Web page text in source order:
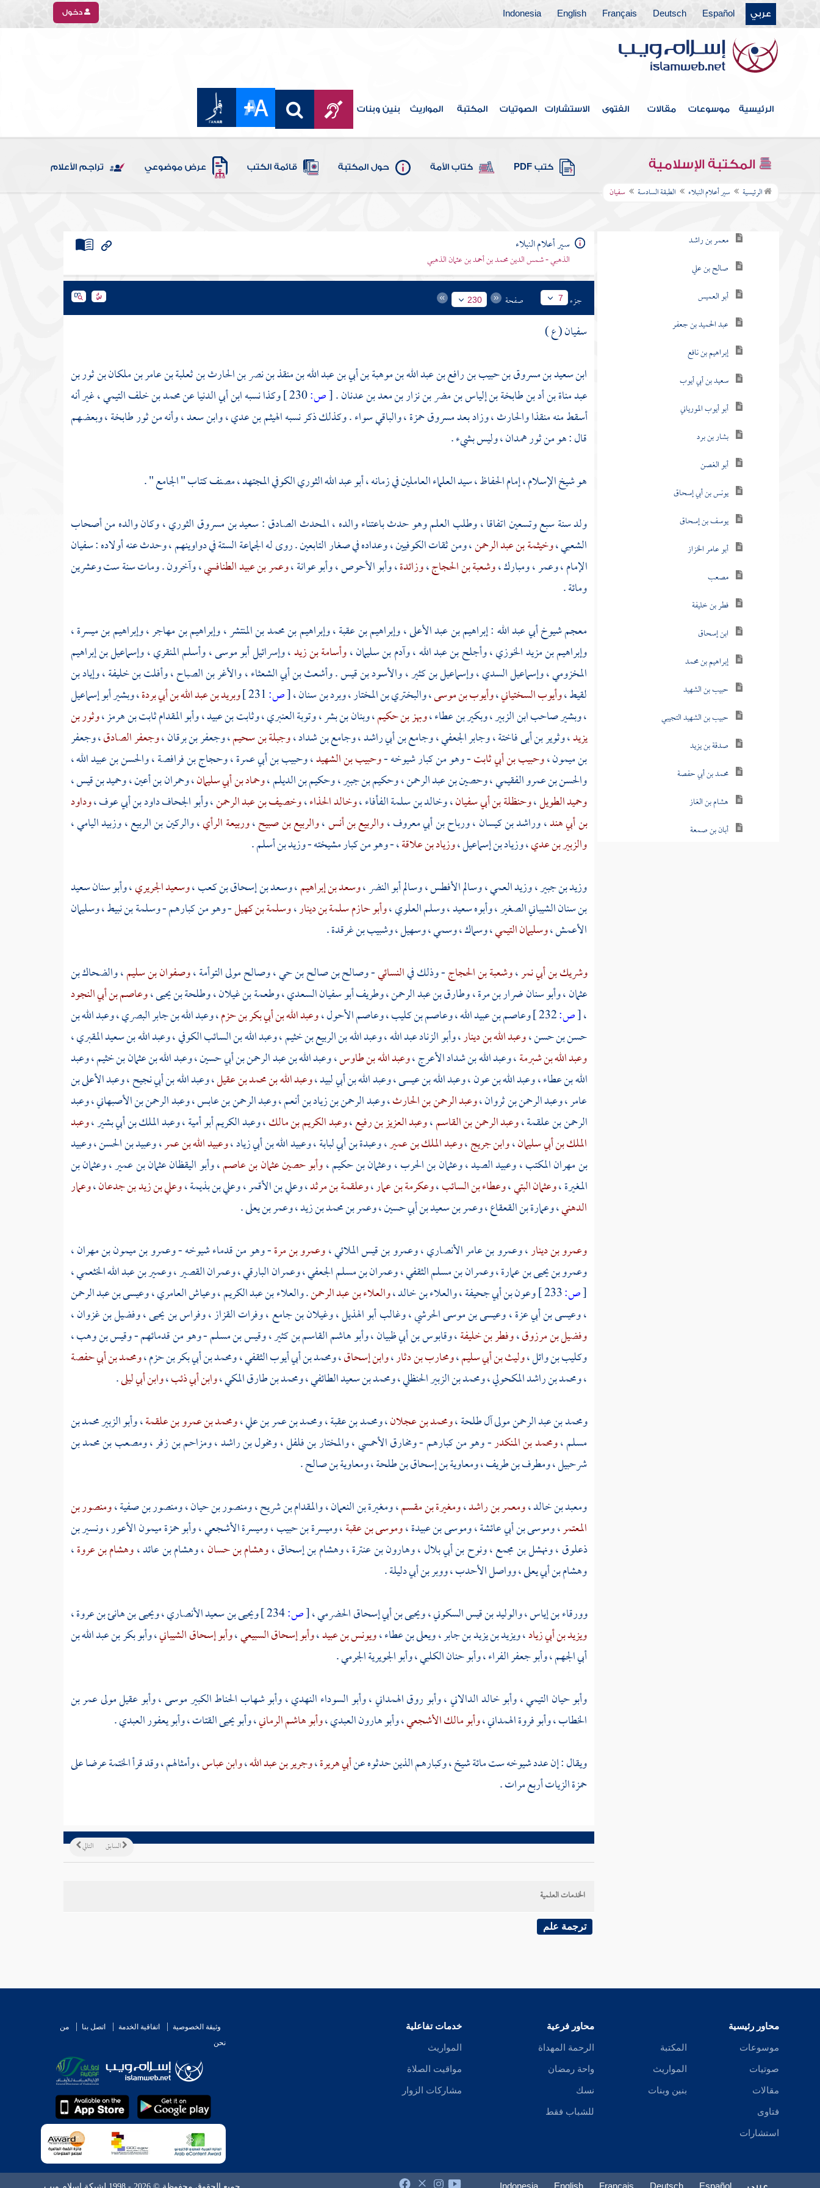
عربي Español
Deutsch
Français
English
Indonesia دخول
الرئيسية موسوعات مقالات الفتوى الاستشارات الصوتيات المكتبة المواريث بنين وبنات
المكتبة الإسلامية كتب PDF كتاب الأمة حول المكتبة قائمة الكتب عرض موضوعي تراجم الأعلام
الرئيسية سير أعلام النبلاء الطبقة السادسة سفيان
وممن أدرك زمان النبوة
بقية الطبقة الأولى من كبراء التابعين
الطبقة الثانية
الطبقة الثالثة
الطبقة الرابعة
الطبقة الخامسة
الطبقة السادسة
معمر بن راشد
صالح بن علي
أبو العميس
عبد الحميد بن جعفر
إبراهيم بن نافع
سعيد بن أبي أيوب
أبو أيوب المورياني
بشار بن برد
أبو الغصن
يونس بن أبي إسحاق
يوسف بن إسحاق
أبو عامر الخزاز
مصعب
فطر بن خليفة
ابن إسحاق
إبراهيم بن محمد
حبيب بن الشهيد
حبيب بن الشهيد التجيبي
صدقة بن يزيد
محمد بن أبي حفصة
هشام بن الغاز
أبان بن صمعة
حرب بن ميمون
حرب بن ميمون
خالد بن أبي عثمان
سير أعلام النبلاء
الذهبي - شمس الدين محمد بن أحمد بن عثمان الذهبي
جزء 7 صفحة 230
سفيان ( ع )
ابن سعيد بن مسروق بن حبيب بن رافع بن عبد الله بن موهبة بن أبي بن عبد الله بن منقذ بن نصر بن الحارث بن ثعلبة بن عامر بن ملكان بن ثور بن
عبد مناة بن أد بن طابخة بن إلياس بن مضر بن نزار بن معد بن عدنان .[ص: وكذا نسبهابن أبي الدنياعنمحمد بن خلف التيمي، غير أنه
أسقط منهمنقذاوالحارث، وزاد بعدمسروقحمزة، والباقي سواء . وكذلك ذكر نسبهالهيثم بن عدي،وابن سعد، وأنه منثور طابخة، وبعضهم
قال : هو منثور همدان، وليس بشيء .
هو شيخ الإسلام ، إمام الحفاظ ، سيد العلماء العاملين في زمانه ،أبو عبد الله الثوريالكوفي المجتهد ، مصنف كتاب " الجامع " .
ولد سنة سبع وتسعين اتفاقا ، وطلب العلم وهو حدث باعتناء والده ، المحدث الصادق :سعيد بن مسروق الثوري، وكان والده من أصحاب
الشعبي،وخيثمة بن عبد الرحمن، ومن ثقات الكوفيين ، وعداده في صغار التابعين . روى له الجماعة الستة في دواوينهم ، وحدث عنه أولاده :سفيان
الإمام،وعمر،ومبارك،وشعبة بن الحجاج،وزائدة،وأبو الأحوص،وأبو عوانة،وعمر بن عبيد الطنافسي، وآخرون . ومات سنة ست وعشرين
ومائة .
معجم شيوخأبي عبد الله:إبراهيم بن عبد الأعلى،وإبراهيم بن عقبة،وإبراهيم بن محمد بن المنتشر،وإبراهيم بن مهاجر،وإبراهيم بن ميسرة،
وإبراهيم بن مزيد الخوزي،وأجلح بن عبد الله،وآدم بن سليمان،وأسامة بن زيد،وإسرائيل أبو موسى،وأسلم المنقري،وإسماعيل بن إبراهيم
المخزومي،وإسماعيل السدي،وإسماعيل بن كثير،والأسود بن قيس.وأشعث بن أبي الشعثاء،والأغر بن الصباح،وأفلت بن خليفة،وإياد بن
لقيط،وأيوب السختياني،وأيوب بن موسى،والبختري بن المختار،وبرد بن سنان،[ص: وبريد بن عبد الله بن أبي بردة،وبشير أبو إسماعيل
،وبشير صاحب ابن الزبير،وبكير بن عطاء،وبهز بن حكيم،وبنان بن بشر،وتوبة العنبري،وثابت بن عبيد،وأبو المقدام ثابت بن هرمز،وثور بن
يزيد،وثوير بن أبى فاختة،وجابر الجعفي،وجامع بن أبي راشد،وجامع بن شداد،وجبلة بن سحيم،وجعفر بن برقان،وجعفر الصادق،وجعفر
بن ميمون،وحبيب بن أبي ثابت- وهو من كبار شيوخه -وحبيب بن الشهيد،وحبيب بن أبي عمرة،وحجاج بن فرافصة،والحسن بن عبيد الله،
والحسن بن عمرو الفقيمي،وحصين بن عبد الرحمن،وحكيم بن جبير،وحكيم بن الديلم،وحماد بن أبي سليمان،وحمران بن أعين،وحميد بن قيس،
وحميد الطويل،وحنظلة بن أبي سفيان،وخالد بن سلمة الفأفاء،وخالد الحذاء،وخصيف بن عبد الرحمن،وأبو الجحاف داود بن أبي عوف،وداود
بن أبي هند،وراشد بن كيسان،ورباح بن أبي معروف،والربيع بن أنس،والربيع بن صبيح،وربيعة الرأي،والركين بن الربيع،وزبيد اليامي،
والزبير بن عدي،وزياد بن إسماعيل،وزياد بن علاقة، - وهو من كبار مشيخته -وزيد بن أسلم.
وزيد بن جبير،وزيد العمي،وسالم الأفطس،وسالم أبو النضر،وسعد بن إبراهيم،وسعد بن إسحاق بن كعب،وسعيد الجريري،وأبو سنان سعيد
بن سنان الشيباني الصغير، وأبوهسعيد،وسلم العلوي،وأبو حازم سلمة بن دينار،وسلمة بن كهيل- وهو من كبارهم -وسلمة بن نبيط،وسليمان
الأعمش،وسليمان التيمي،وسماك،وسمي،وسهيل،وشبيب بن غرقدة.
وشريك بن أبي نمر،وشعبة بن الحجاج- وذلك فيالنسائي-وصالح بن صالح بن حي،وصالح مولى التوأمة،وصفوان بن سليم،والضحاك بن
عثمان،وأبو سنان ضرار بن مرة،وطارق بن عبد الرحمن،وطريف أبو سفيان السعدي،وطعمة بن غيلان،وطلحة بن يحيى،وعاصم بن أبي النجود
،[ص: وعاصم بن عبيد الله،وعاصم بن كليب،وعاصم الأحول،وعبد الله بن أبي بكر بن حزم،وعبد الله بن جابر البصري،وعبد الله بن
حسن بن حسن،وعبد الله بن دينار،وأبو الزناد عبد الله،وعبد الله بن الربيع بن خثيم،وعبد الله بن السائب الكوفي،وعبد الله بن سعيد المقبري،
وعبد الله بن شبرمة،وعبد الله بن شداد الأعرج،وعبد الله بن طاوس،وعبد الله بن عبد الرحمن بن أبي حسين،وعبد الله بن عثمان بن خثيم،وعبد
الله بن عطاء،وعبد الله بن عون،وعبد الله بن عيسى،وعبد الله بن أبي لبيد،وعبد الله بن محمد بن عقيل،وعبد الله بن أبي نجيح،وعبد الأعلى بن
عامر،وعبد الرحمن بن ثروان،وعبد الرحمن بن الحارث،وعبد الرحمن بن زياد بن أنعم،وعبد الرحمن بن عابس،وعبد الرحمن بن الأصبهاني،وعبد
الرحمن بن علقمة،وعبد الرحمن بن القاسم،وعبد العزيز بن رفيع،وعبد الكريم بن مالك،وعبد الكريم أبو أمية،وعبد الملك بن أبي بشير،وعبد
الملك بن أبي سليمان،وابن جريج،وعبد الملك بن عمير،وعبدة بن أبي لبابة،وعبيد الله بن أبي زياد،وعبيد الله بن عمر،وعبيد بن الحسن،وعبيد
بن مهران المكتب،وعبيد الصيد،وعثمان بن الحرب،وعثمان بن حكيم،وأبو حصين عثمان بن عاصم،وأبو اليقظان عثمان بن عمير،وعثمان بن
المغيرة،وعثمان البتي،وعطاء بن السائب،وعكرمة بن عمار،وعلقمة بن مرثد،وعلي بن الأقمر،وعلي بن بذيمة،وعلي بن زيد بن جدعان،وعمار
الدهني،وعمارة بن القعقاع،وعمر بن سعيد بن أبي حسين،وعمر بن محمد بن زيد،وعمر بن يعلى.
وعمرو بن دينار،وعمرو بن عامر الأنصاري،وعمرو بن قيس الملائي،وعمرو بن مرة- وهو من قدماء شيوخه -وعمرو بن ميمون بن مهران،
وعمرو بن يحيى بن عمارة،وعمران بن مسلم الثقفي،وعمران بن مسلم الجعفي،وعمران البارقي،وعمران القصير،وعمير بن عبد الله الخثعمي،
[ص: وعون بن أبي جحيفة،والعلاء بن خالد،والعلاء بن عبد الرحمن.والعلاء بن عبد الكريم،وعياش العامري،وعيسى بن عبد الرحمن
،وعيسى بن أبي عزة،وعيسى بن موسى الحرشي،وغالب أبو الهذيل،وغيلان بن جامع،وفرات القزاز،وفراس بن يحيى،وفضيل بن غزوان،
وفضيل بن مرزوق،وفطر بن خليفة،وقابوس بن أبي ظبيان،وأبو هاشم القاسم بن كثير،وقيس بن مسلم- وهو من قدمائهم -وقيس بن وهب،
وكليب بن وائل،وليث بن أبي سليم،ومحارب بن دثار،وابن إسحاق،ومحمد بن أبي أيوب الثقفي،ومحمد بن أبي بكر بن حزم،ومحمد بن أبي حفصة
،ومحمد بن راشد المكحولي،ومحمد بن الزبير الحنظلي،ومحمد بن سعيد الطائفي،ومحمد بن طارق المكي،وابن أبي ذئب،وابن أبي ليلى.
ومحمد بن عبد الرحمن مولى آل طلحة،ومحمد بن عجلان،ومحمد بن عقبة،ومحمد بن عمر بن علي،ومحمد بن عمرو بن علقمة،وأبو الزبير محمد بن
مسلم،ومحمد بن المنكدر- وهو من كبارهم -ومخارق الأحمسي،والمختار بن فلفل،ومخول بن راشد،ومزاحم بن زفر،ومصعب بن محمد بن
شرحبيل،ومطرف بن طريف،ومعاوية بن إسحاق بن طلحة،ومعاوية بن صالح.
ومعبد بن خالد،ومعمر بن راشد،ومغيرة بن مقسم،ومغيرة بن النعمان،والمقدام بن شريح،ومنصور بن حيان،ومنصور بن صفية،ومنصور بن
المعتمر،وموسى بن أبي عائشة،وموسى بن عبيدة،وموسى بن عقبة،وميسرة بن حبيب،وميسرة الأشجعي،وأبو حمزة ميمون الأعور،ونسير بن
ذعلوق،ونهشل بن مجمع،ونوح بن أبي بلال،وهارون بن عنترة،وهشام بن إسحاق،وهشام بن حسان،وهشام بن عائد،وهشام بن عروة،
وهشام بن أبي يعلى،وواصل الأحدب،ووبر بن أبي دليلة.
وورقاء بن إياس،والوليد بن قيس السكوني،ويحيى بن أبي إسحاق الحضرمي،[ص: ويحيى بن سعيد الأنصاري،ويحيى بن هانئ بن عروة،
ويزيد بن أبي زياد،ويزيد بن يزيد بن جابر،ويعلى بن عطاء،ويونس بن عبيد،وأبو إسحاق السبيعي،وأبو إسحاق الشيباني، وأبوبكر بن عبد الله بن
أبي الجهم،وأبو جعفر الفراء،وأبو حنان الكلبي،وأبو الجويرية الجرمي.
وأبو حيان التيمي،وأبو خالد الدالاني،وأبو روق الهمداني،وأبو السوداء النهدي،وأبو شهاب الحناط الكبير موسى،وأبو عقيل مولى عمر بن
الخطاب،وأبو فروة الهمداني،وأبو مالك الأشجعي،وأبو هارون العبدي،وأبو هاشم الرماني،وأبو يحيى القتات،وأبو يعفور العبدي.
ويقال : إن عدد شيوخه ست مائة شيخ ، وكبارهم الذين حدثوه عنأبي هريرة،وجرير بن عبد الله،وابن عباس، وأمثالهم ، وقد قرأ الختمة عرضا على
حمزة الزياتأربع مرات .
التالي السابق
الخدمات العلمية
ترجمة علم
محاور رئيسية
موسوعات
صوتيات
مقالات
فتاوى
استشارات
المكتبة
المواريث
بنين وبنات
محاور فرعية
الرحمة المهداة
واحة رمضان
نسك
للشباب فقط
خدمات تفاعلية
المواريث
مواقيت الصلاة
مشاركات الزوار
وثيقة الخصوصية اتفاقية الخدمة اتصل بنا
من
نحن